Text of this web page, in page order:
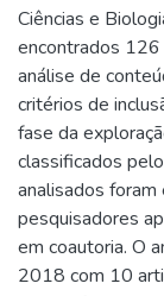
Ciências e
encontrados 126
análise de
critérios de
fase da
classificados
analisados
pesquisadores
em coautoria. O
2018 com 10